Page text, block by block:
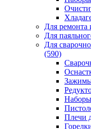
Для ремонта
Для
Для
(590)
Наборы
Плечи